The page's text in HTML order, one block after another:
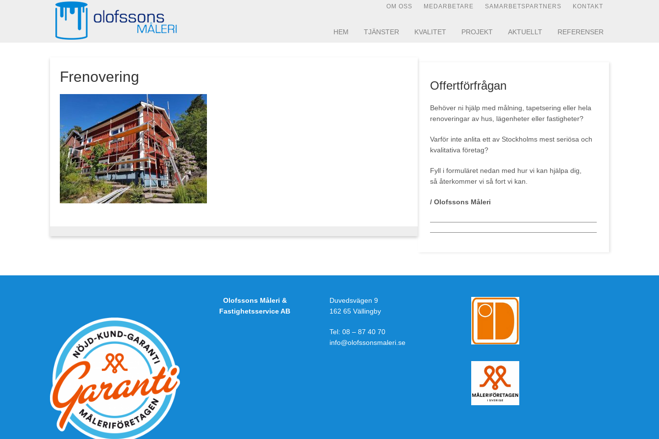
OM OSS MEDARBETARE SAMARBETSPARTNERS KONTAKT
HEM TJÄNSTER KVALITET PROJEKT AKTUELLT REFERENSER
Frenovering
Offertförfrågan
Behöver ni hjälp med målning, tapetsering eller hela
renoveringar av hus, lägenheter eller fastigheter?
Varför inte anlita ett av Stockholms mest seriösa och
kvalitativa företag?
Fyll i formuläret nedan med hur vi kan hjälpa dig,
så återkommer vi så fort vi kan.
/ Olofssons Måleri
Olofssons Måleri &
Fastighetsservice AB
Duvedsvägen 9
162 65 Vällingby
Tel: 08 – 87 40 70
info@olofssonsmaleri.se